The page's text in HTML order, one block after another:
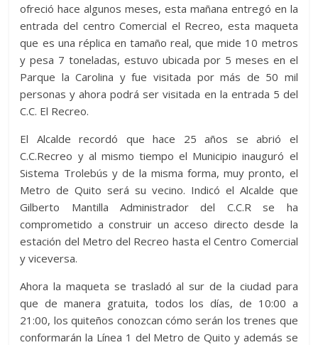
ofreció hace algunos meses, esta mañana entregó en la
entrada del centro Comercial el Recreo, esta maqueta
que es una réplica en tamaño real, que mide 10 metros
y pesa 7 toneladas, estuvo ubicada por 5 meses en el
Parque la Carolina y fue visitada por más de 50 mil
personas y ahora podrá ser visitada en la entrada 5 del
C.C. El Recreo.
El Alcalde recordó que hace 25 años se abrió el
C.C.Recreo y al mismo tiempo el Municipio inauguró el
Sistema Trolebús y de la misma forma, muy pronto, el
Metro de Quito será su vecino. Indicó el Alcalde que
Gilberto Mantilla Administrador del C.C.R se ha
comprometido a construir un acceso directo desde la
estación del Metro del Recreo hasta el Centro Comercial
y viceversa.
Ahora la maqueta se trasladó al sur de la ciudad para
que de manera gratuita, todos los días, de 10:00 a
21:00, los quiteños conozcan cómo serán los trenes que
conformarán la Línea 1 del Metro de Quito y además se